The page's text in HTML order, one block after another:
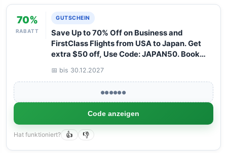
70%
RABATT
GUTSCHEIN
Save Up to 70% Off on Business and
FirstClass Flights from USA to Japan. Get
extra $50 off, Use Code: JAPAN50. Book
📅 bis 30.12.2027
●●●●●●
Code anzeigen
Hat funktioniert? 👍 👎